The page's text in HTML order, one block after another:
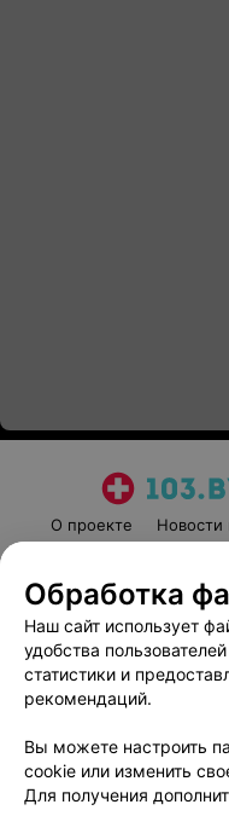
О проекте Новости
Пользовательское
Написать
Обработка
Наш сайт использует
удобства
статистики и
рекомендаций.
Вы можете настроить
cookie или изменить
Для получения